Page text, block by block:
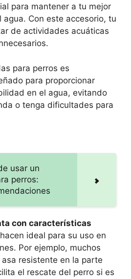
para mantener a tu mejor
agua. Con este accesorio, tu
de actividades acuáticas
para perros es
para proporcionar
en el agua, evitando
o tenga dificultades para
usar un
perros:
con características
ideal para su uso en
Por ejemplo, muchos
resistente en la parte
el rescate del perro si es